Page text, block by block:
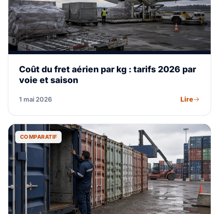
Coût du fret aérien par kg : tarifs 2026 par
voie et saison
1 mai 2026 Lire
COMPARATIF